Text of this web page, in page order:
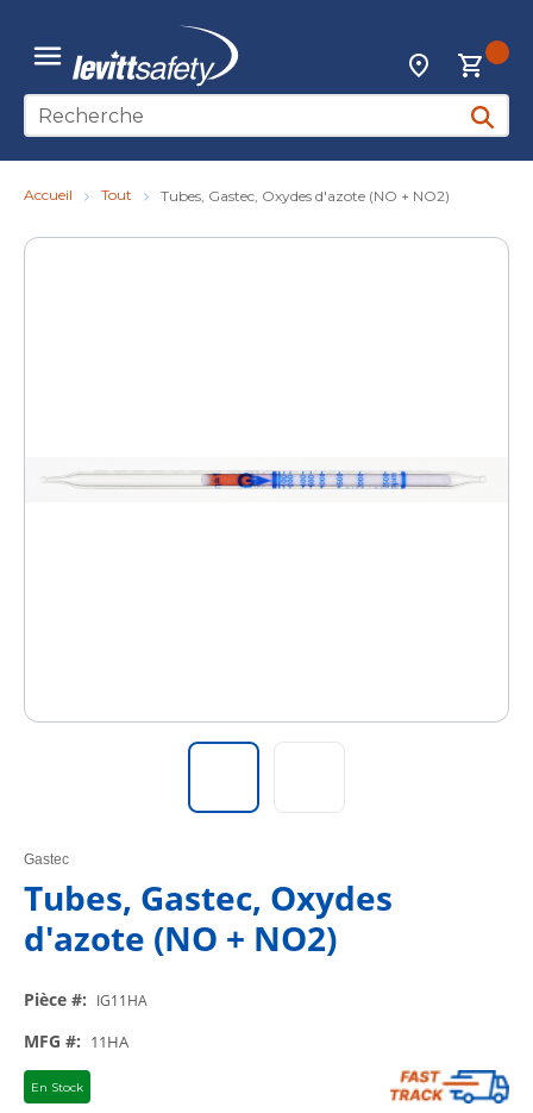
Skip to main content
menu
Localisateur
Recherche sur le site
Accueil Tout Tubes, Gastec, Oxydes d'azote (NO + NO2)
Gastec
Tubes, Gastec, Oxydes
d'azote (NO + NO2)
Pièce #: IG11HA
MFG #: 11HA
En Stock